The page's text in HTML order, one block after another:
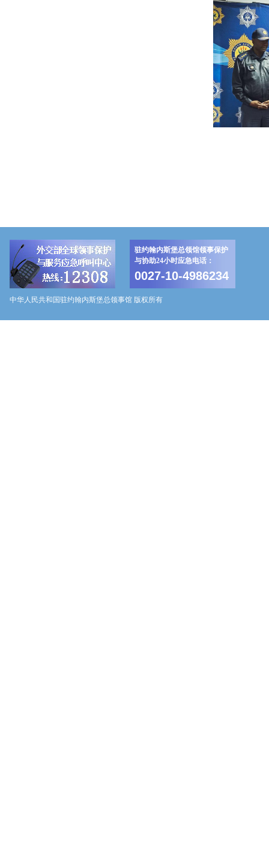
驻约翰内斯堡总领馆领事保护
与协助24小时应急电话：
0027-10-4986234
中华人民共和国驻约翰内斯堡总领事馆 版权所有